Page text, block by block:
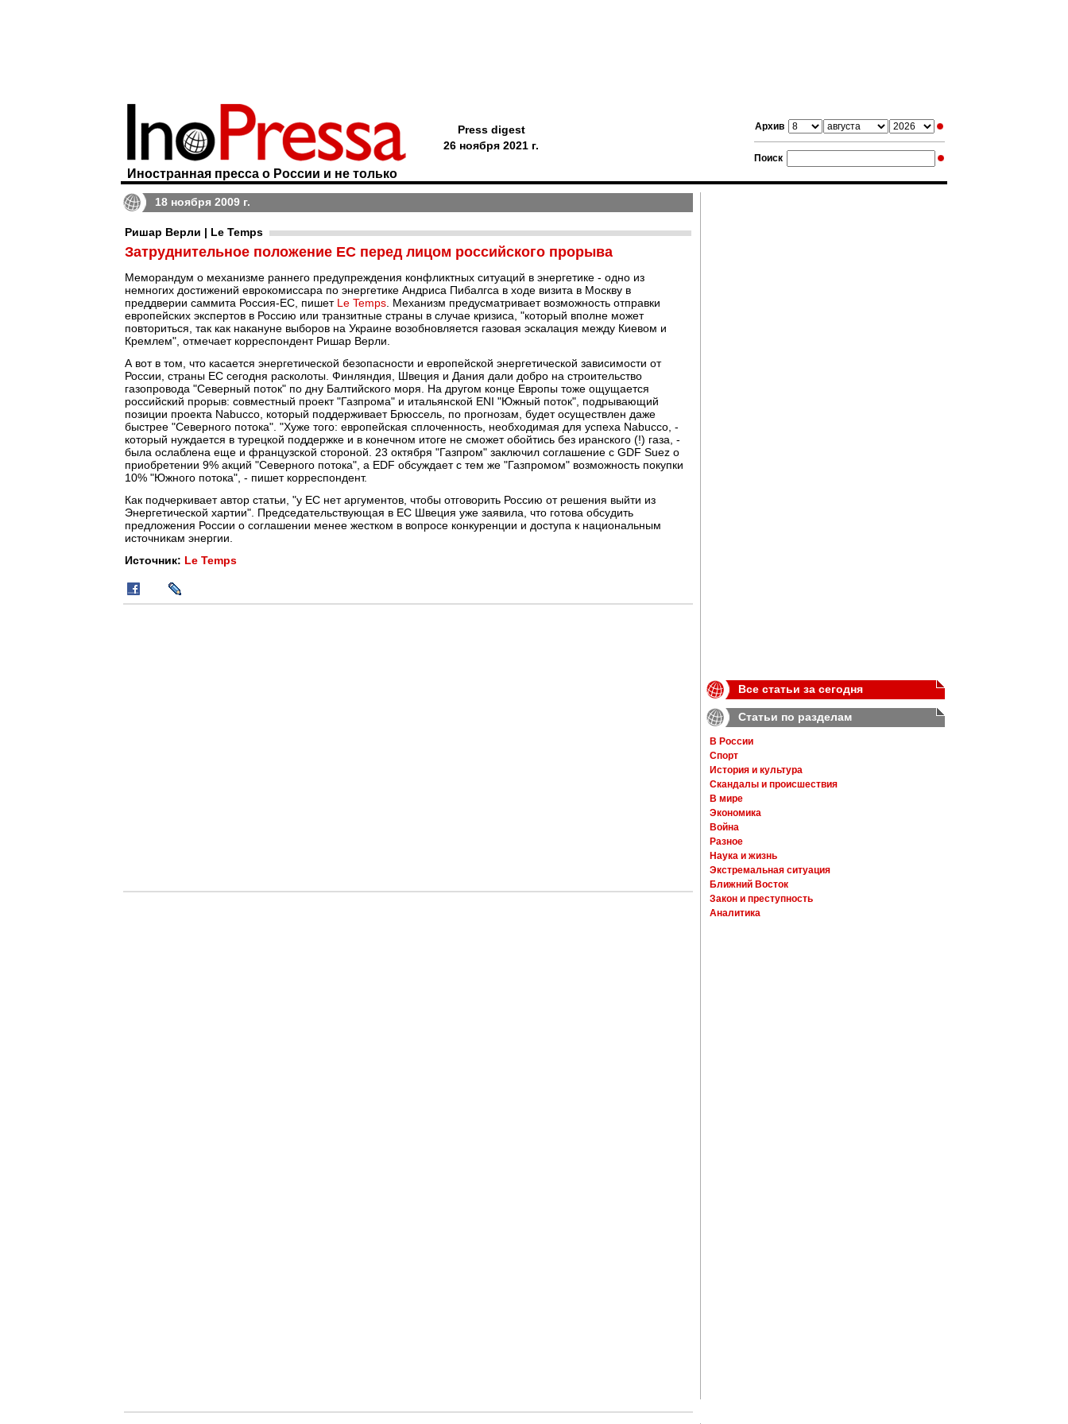
Архив
Поиск
Иностранная пресса о России и не только
Press digest
26 ноября 2021 г.
18 ноября 2009 г.
Ришар Верли | Le Temps
Затруднительное положение ЕС перед лицом российского прорыва
Меморандум о механизме раннего предупреждения конфликтных ситуаций в энергетике - одно из
немногих достижений еврокомиссара по энергетике Андриса Пибалгса в ходе визита в Москву в
преддверии саммита Россия-ЕС, пишет Le Temps . Механизм предусматривает возможность отправки
европейских экспертов в Россию или транзитные страны в случае кризиса, "который вполне может
повториться, так как накануне выборов на Украине возобновляется газовая эскалация между Киевом и
Кремлем", отмечает корреспондент Ришар Верли.
А вот в том, что касается энергетической безопасности и европейской энергетической зависимости от
России, страны ЕС сегодня расколоты. Финляндия, Швеция и Дания дали добро на строительство
газопровода "Северный поток" по дну Балтийского моря. На другом конце Европы тоже ощущается
российский прорыв: совместный проект "Газпрома" и итальянской ENI "Южный поток", подрывающий
позиции проекта Nabucco, который поддерживает Брюссель, по прогнозам, будет осуществлен даже
быстрее "Северного потока". "Хуже того: европейская сплоченность, необходимая для успеха Nabucco, -
который нуждается в турецкой поддержке и в конечном итоге не сможет обойтись без иранского (!) газа, -
была ослаблена еще и французской стороной. 23 октября "Газпром" заключил соглашение с GDF Suez о
приобретении 9% акций "Северного потока", а EDF обсуждает с тем же "Газпромом" возможность покупки
10% "Южного потока", - пишет корреспондент.
Как подчеркивает автор статьи, "у ЕС нет аргументов, чтобы отговорить Россию от решения выйти из
Энергетической хартии". Председательствующая в ЕС Швеция уже заявила, что готова обсудить
предложения России о соглашении менее жестком в вопросе конкуренции и доступа к национальным
источникам энергии.
Источник: Le Temps
Все статьи за сегодня
Статьи по разделам
В России
Спорт
История и культура
Скандалы и происшествия
В мире
Экономика
Война
Разное
Наука и жизнь
Экстремальная ситуация
Ближний Восток
Закон и преступность
Аналитика